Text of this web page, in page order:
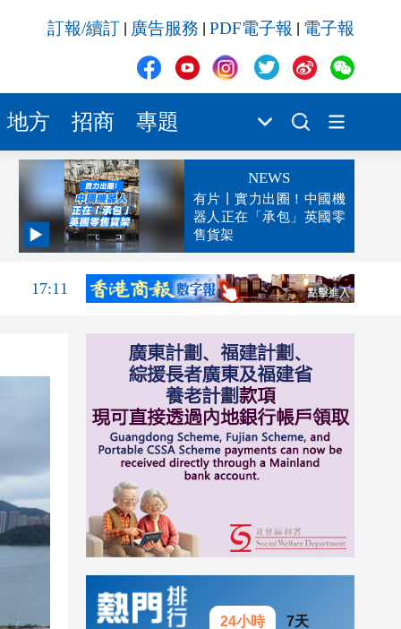
訂報/續訂 廣告服務 PDF電子報 電子報
地方 招商 專題
NEWS
有片丨實力出圈！中國機
器人正在「承包」英國零
售貨架
17:13
17:11
16:38
16:34
24小時 7天